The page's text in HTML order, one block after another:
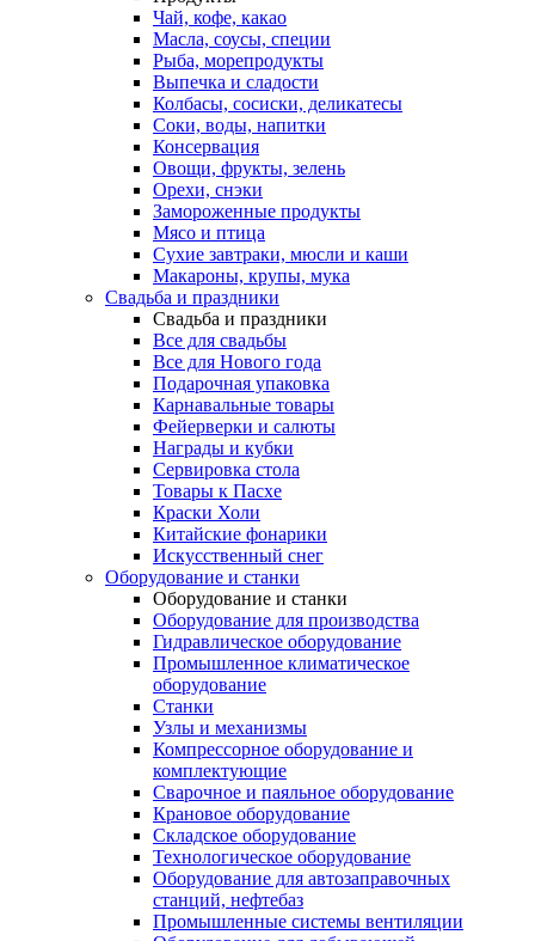
Чай, кофе, какао
Масла, соусы, специи
Рыба, морепродукты
Выпечка и сладости
Колбасы, сосиски, деликатесы
Соки, воды, напитки
Консервация
Овощи, фрукты, зелень
Орехи, снэки
Замороженные продукты
Мясо и птица
Сухие завтраки, мюсли и каши
Макароны, крупы, мука
Свадьба и праздники
Свадьба и праздники
Все для свадьбы
Все для Нового года
Подарочная упаковка
Карнавальные товары
Фейерверки и салюты
Награды и кубки
Cервировка стола
Товары к Пасхе
Краски Холи
Китайские фонарики
Искусственный снег
Оборудование и станки
Оборудование и станки
Оборудование для производства
Гидравлическое оборудование
Промышленное климатическое
оборудование
Станки
Узлы и механизмы
Компрессорное оборудование и
комплектующие
Сварочное и паяльное оборудование
Крановое оборудование
Складское оборудование
Технологическое оборудование
Оборудование для автозаправочных
станций, нефтебаз
Промышленные системы вентиляции